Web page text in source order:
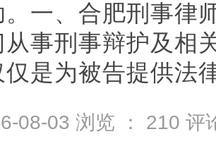
一、合肥刑事律
从事刑事辩护及相
是为被告提供法
08-03 浏览 ： 210 评